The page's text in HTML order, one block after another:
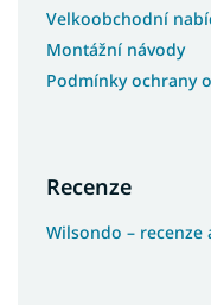
Velkoobchodní
Montážní návody
Podmínky ochrany
Recenze
Wilsondo – recenze